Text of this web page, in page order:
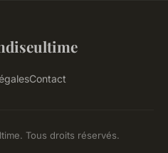
Contact
Tous droits réservés.